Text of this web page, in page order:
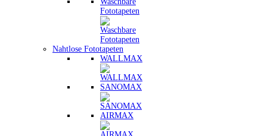
Fototapeten
Nahtlose Fototapeten
WALLMAX
SANOMAX
AIRMAX